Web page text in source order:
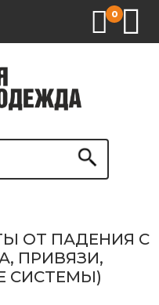
0
ОТ ПАДЕНИЯ С
ПРИВЯЗИ,
СИСТЕМЫ)